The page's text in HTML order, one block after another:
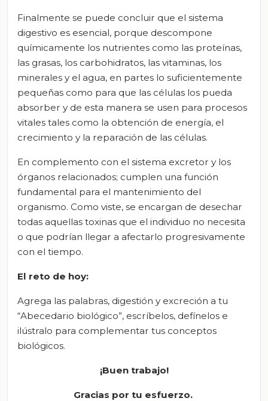
Finalmente se puede concluir que el sistema
digestivo es esencial, porque descompone
químicamente los nutrientes como las proteínas,
las grasas, los carbohidratos, las vitaminas, los
minerales y el agua, en partes lo suficientemente
pequeñas como para que las células los pueda
absorber y de esta manera se usen para procesos
vitales tales como la obtención de energía, el
crecimiento y la reparación de las células.
En complemento con el sistema excretor y los
órganos relacionados; cumplen una función
fundamental para el mantenimiento del
organismo. Como viste, se encargan de desechar
todas aquellas toxinas que el individuo no necesita
o que podrían llegar a afectarlo progresivamente
con el tiempo.
El reto de hoy:
Agrega las palabras, digestión y excreción a tu
“Abecedario biológico”, escríbelos, defínelos e
ilústralo para complementar tus conceptos
biológicos.
¡Buen trabajo!
Gracias por tu esfuerzo.